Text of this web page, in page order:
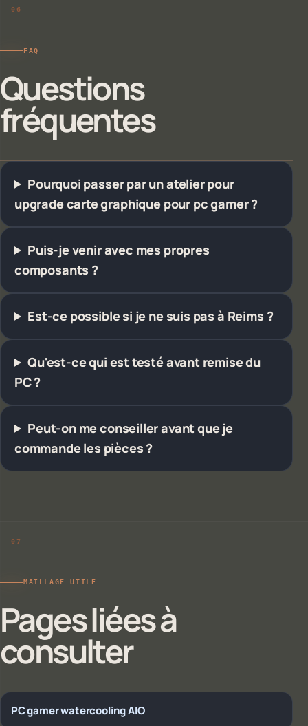
FAQ
Questions
fréquentes
Pourquoi passer par un atelier pour
upgrade carte graphique pour pc gamer ?
Puis-je venir avec mes propres
composants ?
Est-ce possible si je ne suis pas à Reims ?
Qu'est-ce qui est testé avant remise du
PC ?
Peut-on me conseiller avant que je
commande les pièces ?
MAILLAGE UTILE
Pages liées à
consulter
PC gamer watercooling AIO